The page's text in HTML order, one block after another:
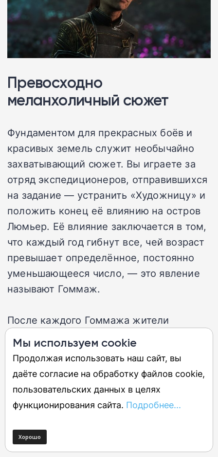
Превосходно
меланхоличный сюжет
Фундаментом для прекрасных боёв и
красивых земель служит необычайно
захватывающий сюжет. Вы играете за
отряд экспедиционеров, отправившихся
на задание — устранить «Художницу» и
положить конец её влиянию на остров
Люмьер. Её влияние заключается в том,
что каждый год гибнут все, чей возраст
превышает определённое, постоянно
уменьшающееся число, — это явление
называют Гоммаж.
После каждого Гоммажа жители
отправляют новую Экспедицию, чтобы
попытаться сразить Художницу, и все 32
предыдущие попытки заканчивались
неудачей. Узнавать судьбу прошлых
экспедиций из утерянных дневников —
отдельная глубина для проработки
мира: это затягивает и заставляет
хотеть выяснять всё больше и больше.
Мы используем cookie
Продолжая использовать наш сайт, вы
даёте согласие на обработку файлов cookie,
пользовательских данных в целях
функционирования сайта. Подробнее...